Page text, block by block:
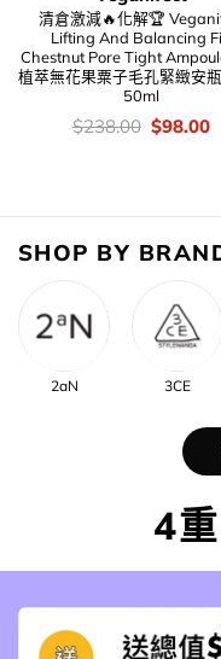
清倉激減🔥化解🏆
Lifting And Balancing
Chestnut Pore Tight
植萃無花果粟子毛孔緊緻安
50ml
價
錢：
$238.00 Original
price
$98.00
SHOP BY
2aN 3CE
4